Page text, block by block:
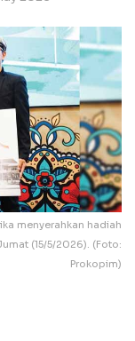
menyerahkan hadiah
(15/5/2026). (Foto:
Prokopim)